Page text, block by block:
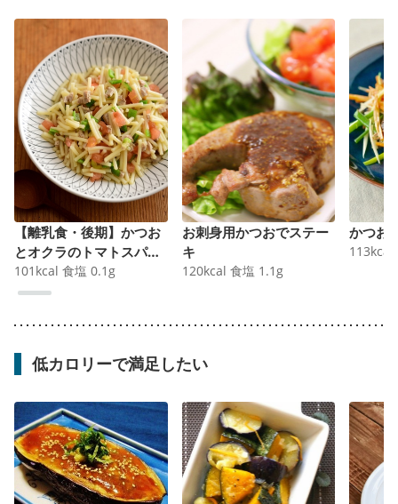
【離乳食・後期】かつお
とオクラのトマトスパゲ
ッティ
101 kcal 食塩 0.1 g
お刺身用かつおでステー
キ
120kcal 食塩 1.1 g
かつお
113kcal
低カロリーで満足したい